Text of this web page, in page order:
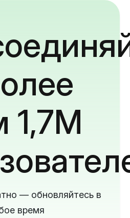
1,7M
— обновляйтесь в
время